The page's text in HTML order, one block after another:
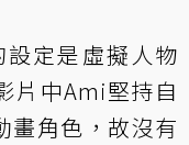
定是虛擬人物
片中Ami堅持自
畫角色，故沒有